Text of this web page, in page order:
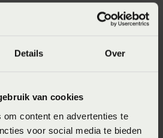
Details Over
van cookies
om content en advertenties te
voor social media te bieden
Voor de kussens worden
gebruikt waardoor Silvana
isolatie en vochtregulatie